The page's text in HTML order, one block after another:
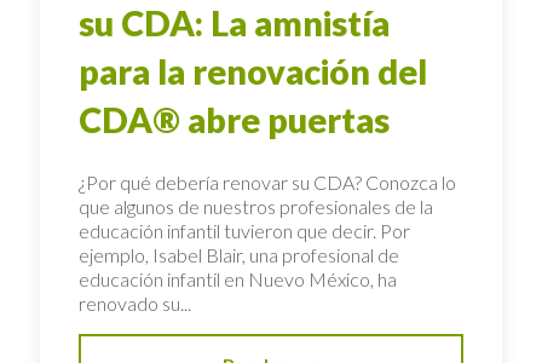
su CDA: La amnistía
para la renovación del
CDA® abre puertas
¿Por qué debería renovar su CDA? Conozca lo
que algunos de nuestros profesionales de la
educación infantil tuvieron que decir. Por
ejemplo, Isabel Blair, una profesional de
educación infantil en Nuevo México, ha
renovado su...